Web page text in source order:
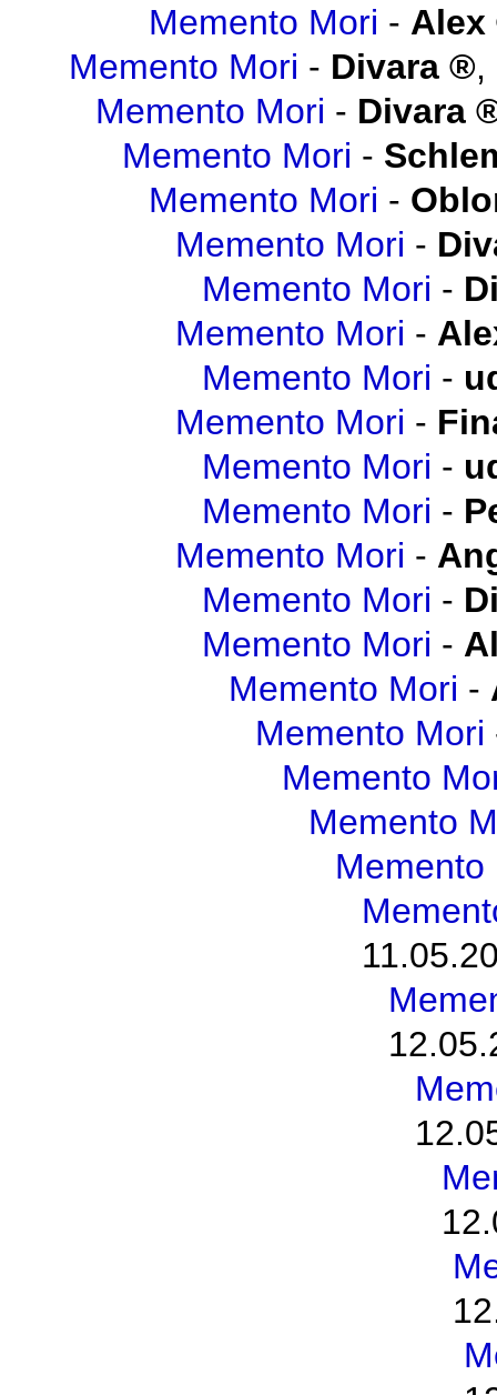
Memento Mori - Alex
Memento Mori - Divara ,
Memento Mori - Divara
Memento Mori -
Memento Mori -
Memento Mori -
Memento Mori -
Memento Mori -
Memento Mori -
Memento Mori -
Memento Mori -
Memento Mori -
Memento Mori -
Memento Mori -
Memento Mori -
Memento Mori -
Memento Mori
Memento
Memento
Memento